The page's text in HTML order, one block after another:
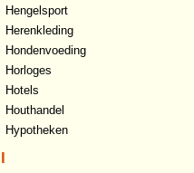
Hengelsport
Herenkleding
Hondenvoeding
Horloges
Hotels
Houthandel
Hypotheken
I